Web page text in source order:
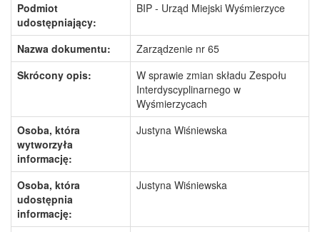
Podmiot
udostępniający:
BIP - Urząd Miejski Wyśmierzyce
Nazwa dokumentu:
Zarządzenie nr 65
Skrócony opis:
W sprawie zmian składu Zespołu
Interdyscyplinarnego w
Wyśmierzycach
Osoba, która
wytworzyła
informację:
Justyna Wiśniewska
Osoba, która
udostępnia
informację:
Justyna Wiśniewska